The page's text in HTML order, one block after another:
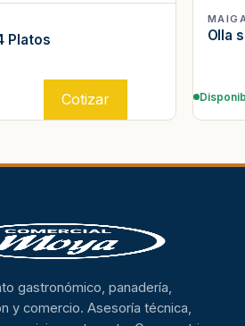
Platos
Cotizar
Olla
gastronómico, panadería,
y comercio. Asesoría técnica,